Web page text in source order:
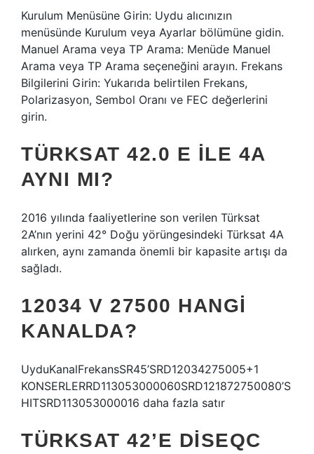
Kurulum Menüsüne Girin: Uydu alıcınızın
menüsünde Kurulum veya Ayarlar bölümüne gidin.
Manuel Arama veya TP Arama: Menüde Manuel
Arama veya TP Arama seçeneğini arayın. Frekans
Bilgilerini Girin: Yukarıda belirtilen Frekans,
Polarizasyon, Sembol Oranı ve FEC değerlerini
girin.
TÜRKSAT 42.0 E ILE 4A
AYNI MI?
2016 yılında faaliyetlerine son verilen Türksat
2A’nın yerini 42° Doğu yörüngesindeki Türksat 4A
alırken, aynı zamanda önemli bir kapasite artışı da
sağladı.
12034 V 27500 HANGI
KANALDA?
UyduKanalFrekansSR45’SRD12034275005+1
KONSERLERRD113053000060SRD121872750080’S
HITSRD113053000016 daha fazla satır
TÜRKSAT 42’E DISEQC